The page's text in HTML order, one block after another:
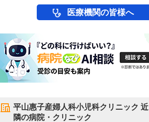
医療機関の皆様へ
平山惠子産婦人科小児科クリニック 近
隣の病院・クリニック